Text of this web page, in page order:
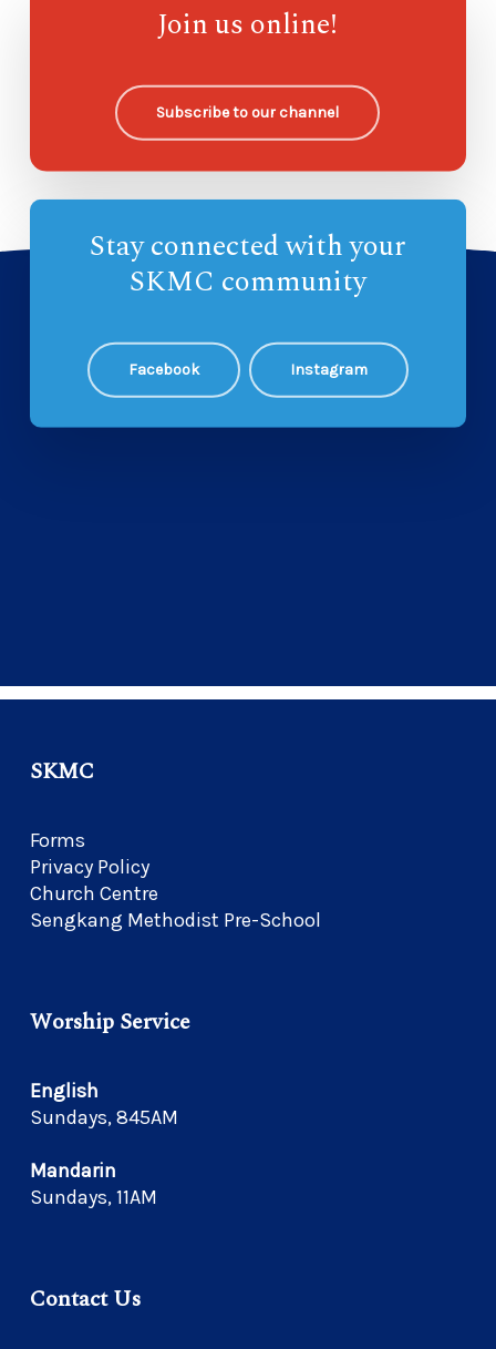
欧哈纳主日学
Join us online!
Subscribe to our channel
Stay connected with your
SKMC community
Facebook Instagram
SKMC
Forms
Privacy Policy
Church Centre
Sengkang Methodist Pre-School
Worship Service
English
Sundays, 845AM
Mandarin
Sundays, 11AM
Contact Us